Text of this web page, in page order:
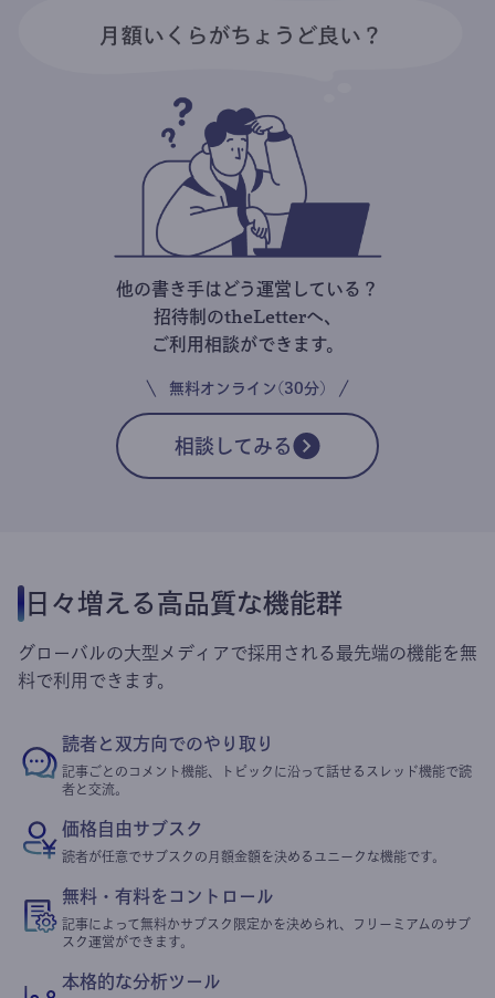
他の書き手はどう運営している？
招待制のtheLetterへ、
ご利用相談ができます。
無料オンライン(30分)
相談してみる
日々増える高品質な機能群
グローバルの大型メディアで採用される最先端の機能を無
料で利用できます。
読者と双方向でのやり取り
記事ごとのコメント機能、トピックに沿って話せるスレッド機能で読
者と交流。
価格自由サブスク
読者が任意でサブスクの月額金額を決めるユニークな機能です。
無料・有料をコントロール
記事によって無料かサブスク限定かを決められ、フリーミアムのサブ
スク運営ができます。
本格的な分析ツール